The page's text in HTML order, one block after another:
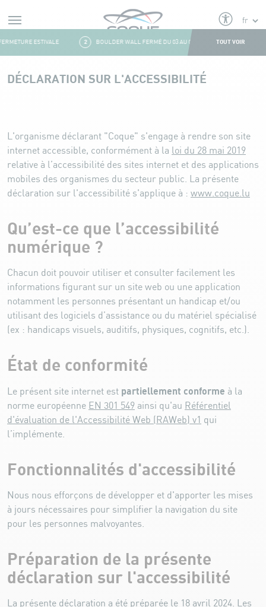
ESTIVALE 2 BOULDER WALL FERMÉ DU 03 AU 09 AOÛT 3
TOUT VOIR
DÉCLARATION SUR L'ACCESSIBILITÉ
L'organisme déclarant "Coque" s'engage à rendre son site
internet accessible, conformément à la loi du 28 mai 2019
relative à l’accessibilité des sites internet et des applications
mobiles des organismes du secteur public. La présente
déclaration sur l'accessibilité s'applique à : www.coque.lu
Qu’est-ce que l’accessibilité
numérique ?
Chacun doit pouvoir utiliser et consulter facilement les
informations figurant sur un site web ou une application
notamment les personnes présentant un handicap et/ou
utilisant des logiciels d’assistance ou du matériel spécialisé
(ex : handicaps visuels, auditifs, physiques, cognitifs, etc.).
État de conformité
Le présent site internet est partiellement conforme à la
norme européenne EN 301 549 ainsi qu'au Référentiel
d'évaluation de l'Accessibilité Web (RAWeb) v1 qui
l’implémente.
Fonctionnalités d'accessibilité
Nous nous efforçons de développer et d'apporter les mises
à jours nécessaires pour simplifier la navigation du site
pour les personnes malvoyantes.
Préparation de la présente
déclaration sur l'accessibilité
La présente déclaration a été préparée le 18 avril 2024. Les